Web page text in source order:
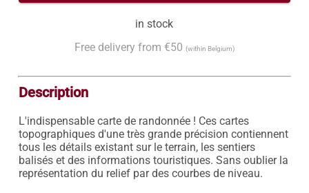
in stock
Free delivery from €50 (within Belgium)
Description
L'indispensable carte de randonnée ! Ces cartes
topographiques d'une très grande précision contiennent
tous les détails existant sur le terrain, les sentiers
balisés et des informations touristiques. Sans oublier la
représentation du relief par des courbes de niveau.